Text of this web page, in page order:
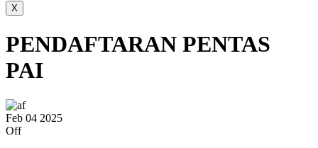
X
PENDAFTARAN PENTAS
PAI
Feb 04 2025
Off